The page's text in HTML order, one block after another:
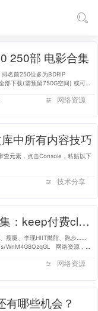
250部 电影合集
名前250位多为BDRIP
部下载(需预留750G空间) 或可选
网络资源
中所有内容技巧
查元素，点击Console，粘贴以下
…
技术分享
Keep运动健身合集：keep付费class+会员精讲
瘦腿、李现HIIT燃脂、跑步……
网络资源，失
网络资源
有哪些机会？